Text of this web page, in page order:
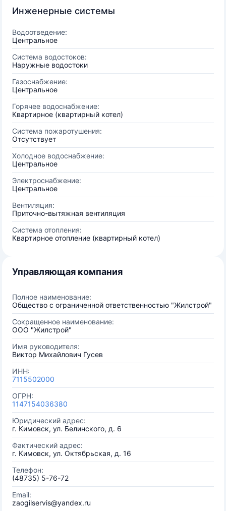
Инженерные системы
Водоотведение:
Центральное
Система водостоков:
Наружные водостоки
Газоснабжение:
Центральное
Горячее водоснабжение:
Квартирное (квартирный котел)
Система пожаротушения:
Отсутствует
Холодное водоснабжение:
Центральное
Электроснабжение:
Центральное
Вентиляция:
Приточно-вытяжная вентиляция
Система отопления:
Квартирное отопление (квартирный котел)
Управляющая компания
Полное наименование:
Общество с ограниченной ответственностью "Жилстрой"
Сокращенное наименование:
ООО "Жилстрой"
Имя руководителя:
Виктор Михайлович Гусев
ИНН:
7115502000
ОГРН:
1147154036380
Юридический адрес:
г. Кимовск, ул. Белинского, д. 6
Фактический адрес:
г. Кимовск, ул. Октябрьская, д. 16
Телефон:
(48735) 5-76-72
Email:
zaogilservis@yandex.ru